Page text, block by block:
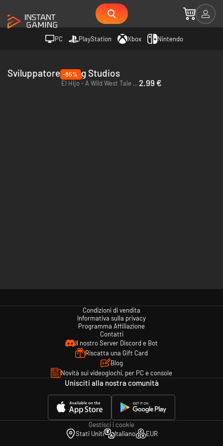
PC PlayStation Xbox Nintendo
Sviluppatore Honig Studios
-85%
El Hijo - A Wild West Tale - PC & Mac (Steam) 2.99 €
Condizioni di vendita
Informativa sulla privacy
Programma Affiliazione
Contatti
Il nostro Server Discord e Bot
Riscatta una Gift Card
Blog
Novità sui videogiochi, per PC e console
Unisciti alla nostra comunità
Gestisci i cookie
Stati Uniti
Italiano EUR